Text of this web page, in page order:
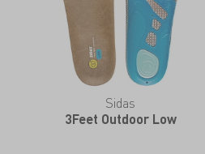
Sidas
3Feet Outdoor Low